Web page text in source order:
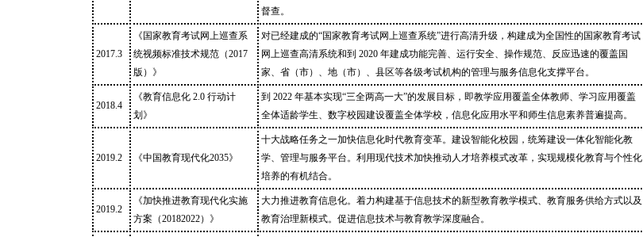
督查。
2017.3
《国家教育考试网上巡查系
统视频标准技术规范（2017
版）》
对已经建成的“国家教育考试网上巡查系统”进行高清升级，构建成为全国性的国家教育考试
网上巡查高清系统和到 2020 年建成功能完善、运行安全、操作规范、反应迅速的覆盖国
家、省（市）、地（市）、县区等各级考试机构的管理与服务信息化支撑平台。
2018.4
《教育信息化 2.0 行动计
划》
到 2022 年基本实现“三全两高一大”的发展目标，即教学应用覆盖全体教师、学习应用覆盖
全体适龄学生、数字校园建设覆盖全体学校，信息化应用水平和师生信息素养普遍提高。
2019.2 《中国教育现代化2035》
十大战略任务之一加快信息化时代教育变革。建设智能化校园，统筹建设一体化智能化教
学、管理与服务平台。利用现代技术加快推动人才培养模式改革，实现规模化教育与个性化
培养的有机结合。
2019.2
《加快推进教育现代化实施
方案（20182022）》
大力推进教育信息化。着力构建基于信息技术的新型教育教学模式、教育服务供给方式以及
教育治理新模式。促进信息技术与教育教学深度融合。